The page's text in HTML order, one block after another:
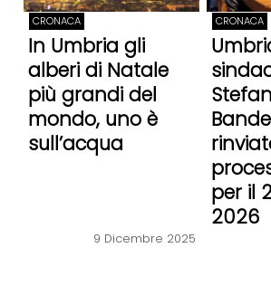
CRONACA
In Umbria gli
alberi di Natale
più grandi del
mondo, uno è
sull’acqua
9 Dicembre 2025
CRONACA
per il
2026